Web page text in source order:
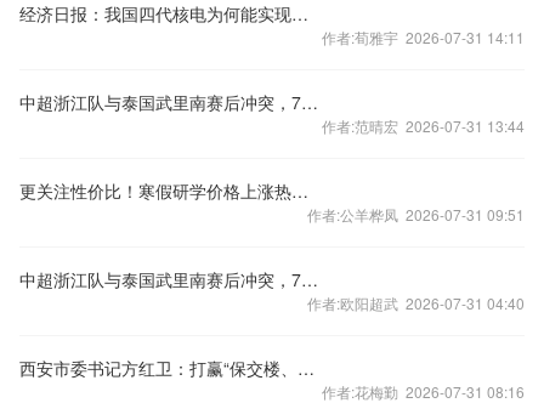
经济日报：我国四代核电为何能实现领跑
作者:荀雅宇 2026-07-31 14:11
中超浙江队与泰国武里南赛后冲突，7人被禁赛48场
作者:范晴宏 2026-07-31 13:44
更关注性价比！寒假研学价格上涨热度下降
作者:公羊桦凤 2026-07-31 09:51
中超浙江队与泰国武里南赛后冲突，7人被禁赛48场
作者:欧阳超武 2026-07-31 04:40
西安市委书记方红卫：打赢“保交楼、保回迁”攻坚战
作者:花梅勤 2026-07-31 08:16